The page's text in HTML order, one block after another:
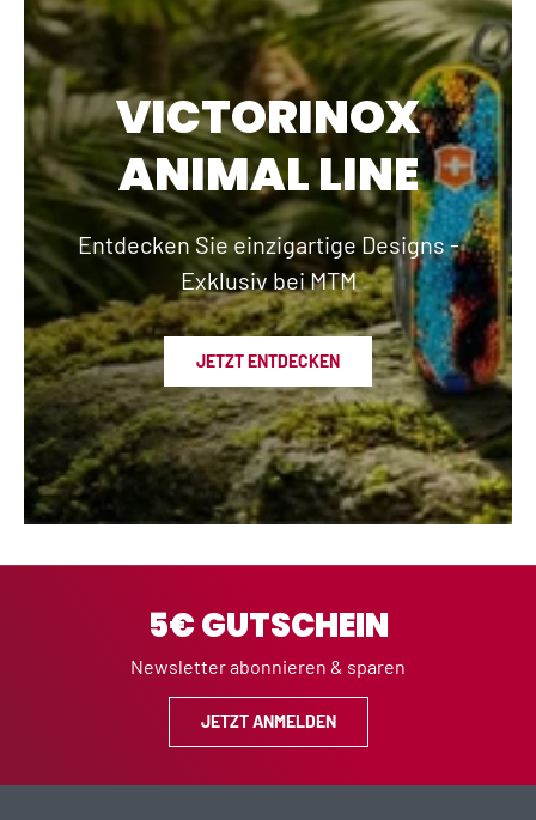
VICTORINOX
ANIMAL LINE
Entdecken Sie einzigartige Designs -
Exklusiv bei MTM
JETZT ENTDECKEN
5€ GUTSCHEIN
Newsletter abonnieren & sparen
JETZT ANMELDEN